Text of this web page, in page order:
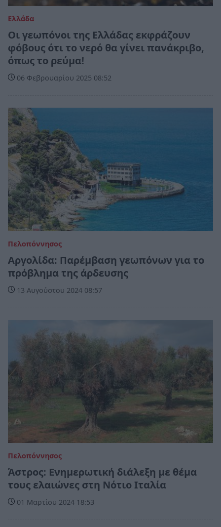
Ελλάδα
Οι γεωπόνοι της Ελλάδας εκφράζουν
φόβους ότι το νερό θα γίνει πανάκριβο,
όπως το ρεύμα!
06 Φεβρουαρίου 2025 08:52
Πελοπόννησος
Αργολίδα: Παρέμβαση γεωπόνων για το
πρόβλημα της άρδευσης
13 Αυγούστου 2024 08:57
Πελοπόννησος
Άστρος: Ενημερωτική διάλεξη με θέμα
τους ελαιώνες στη Νότιο Ιταλία
01 Μαρτίου 2024 18:53